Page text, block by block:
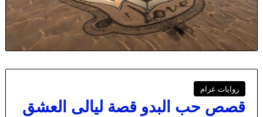
روايات غرام
قصص حب البدو قصة ليالى العشق